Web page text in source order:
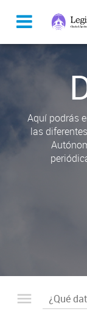
Aquí podrás
las